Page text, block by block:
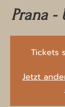
Prana -
Tickets
Jetzt